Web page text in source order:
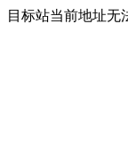
目标站当前地址无